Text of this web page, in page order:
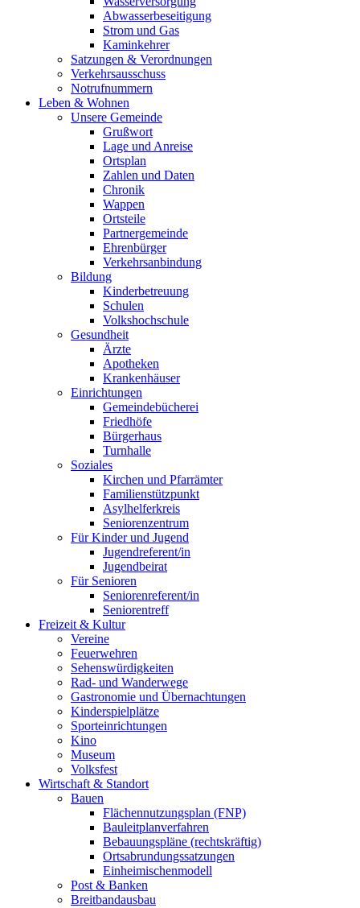
Abwasserbeseitigung
Strom und Gas
Kaminkehrer
Satzungen & Verordnungen
Verkehrsausschuss
Notrufnummern
Leben & Wohnen
Unsere Gemeinde
Grußwort
Lage und Anreise
Ortsplan
Zahlen und Daten
Chronik
Wappen
Ortsteile
Partnergemeinde
Ehrenbürger
Verkehrsanbindung
Bildung
Kinderbetreuung
Schulen
Volkshochschule
Gesundheit
Ärzte
Apotheken
Krankenhäuser
Einrichtungen
Gemeindebücherei
Friedhöfe
Bürgerhaus
Turnhalle
Soziales
Kirchen und Pfarrämter
Familienstützpunkt
Asylhelferkreis
Seniorenzentrum
Für Kinder und Jugend
Jugendreferent/in
Jugendbeirat
Für Senioren
Seniorenreferent/in
Seniorentreff
Freizeit & Kultur
Vereine
Feuerwehren
Sehenswürdigkeiten
Rad- und Wanderwege
Gastronomie und Übernachtungen
Kinderspielplätze
Sporteinrichtungen
Kino
Museum
Volksfest
Wirtschaft & Standort
Bauen
Flächennutzungsplan (FNP)
Bauleitplanverfahren
Bebauungspläne (rechtskräftig)
Ortsabrundungssatzungen
Einheimischenmodell
Post & Banken
Breitbandausbau